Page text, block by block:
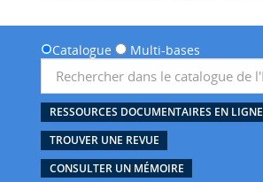
Catalogue Multi-bases
RESSOURCES DOCUMENTAIRES EN LIGNE
TROUVER UNE REVUE
CONSULTER UN MÉMOIRE